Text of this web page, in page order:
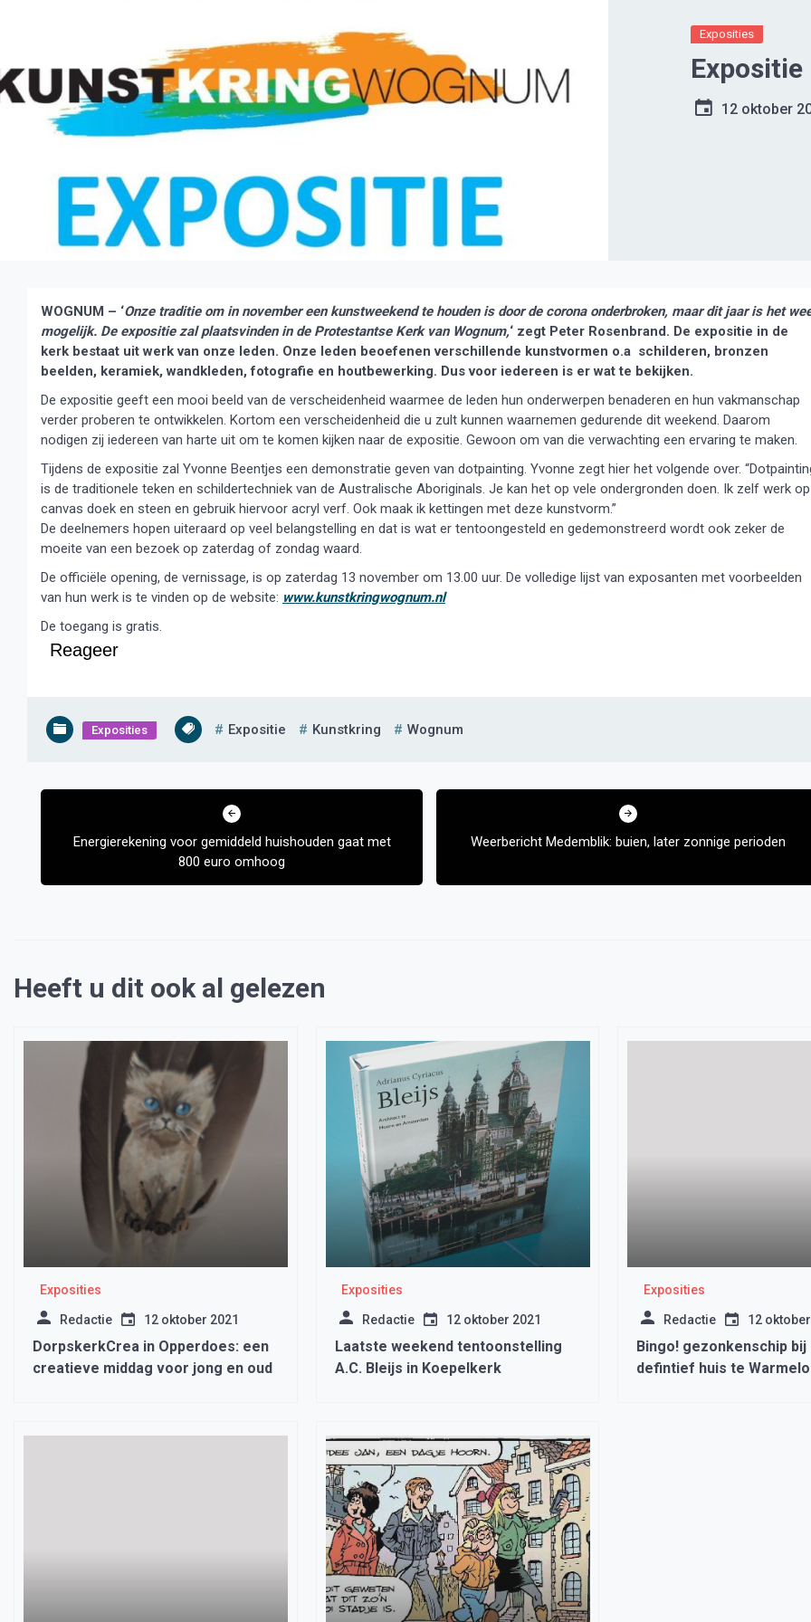
Exposities
12 oktober
WOGNUM – ‘Onze traditie om in november een kunstweekend te houden is door de corona onderbroken, maar dit jaar is het
mogelijk. De expositie zal plaatsvinden in de Protestantse Kerk van Wognum,‘ zegt Peter Rosenbrand. De expositie in de
kerk bestaat uit werk van onze leden. Onze leden beoefenen verschillende kunstvormen o.a schilderen, bronzen
beelden, keramiek, wandkleden, fotografie en houtbewerking. Dus voor iedereen is er wat te bekijken.
De expositie geeft een mooi beeld van de verscheidenheid waarmee de leden hun onderwerpen benaderen en hun vakmanschap
verder proberen te ontwikkelen. Kortom een verscheidenheid die u zult kunnen waarnemen gedurende dit weekend. Daarom
nodigen zij iedereen van harte uit om te komen kijken naar de expositie. Gewoon om van die verwachting een ervaring te maken.
Tijdens de expositie zal Yvonne Beentjes een demonstratie geven van dotpainting. Yvonne zegt hier het volgende over.
is de traditionele teken en schildertechniek van de Australische Aboriginals. Je kan het op vele ondergronden doen. Ik zelf werk op
canvas doek en steen en gebruik hiervoor acryl verf. Ook maak ik kettingen met deze kunstvorm.”
De deelnemers hopen uiteraard op veel belangstelling en dat is wat er tentoongesteld en gedemonstreerd wordt ook zeker de
moeite van een bezoek op zaterdag of zondag waard.
De officiële opening, de vernissage, is op zaterdag 13 november om 13.00 uur. De volledige lijst van exposanten met voorbeelden
van hun werk is te vinden op de website: www.kunstkringwognum.nl
De toegang is gratis.
Reageer
Exposities Expositie Kunstkring Wognum
Bericht
Energierekening voor gemiddeld huishouden gaat met
800 euro omhoog
Weerbericht Medemblik: buien, later zonnige perioden
Heeft u dit ook al gelezen
Exposities
Redactie 12 oktober 2021
DorpskerkCrea in Opperdoes: een
creatieve middag voor jong en oud
Exposities
Redactie 12 oktober 2021
Laatste weekend tentoonstelling
A.C. Bleijs in Koepelkerk
Exposities
Redactie 12
Bingo! gezonkenschip bij
defintief huis te